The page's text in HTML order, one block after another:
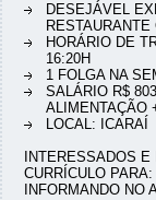
DESEJÁVEL
HORÁRIO DE
16:20H
1 FOLGA NA
SALÁRIO R$
ALIMENTAÇÃO
LOCAL: ICARAÍ
INTERESSADOS
CURRÍCULO PARA:
INFORMANDO NO